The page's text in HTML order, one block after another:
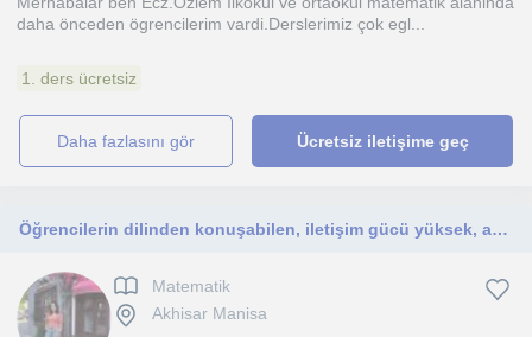
daha önceden ögrencilerim vardi.Derslerimiz çok egl...
1. ders ücretsiz
daha fazlasını gör Ücretsiz iletişime geç
Öğrencilerin dilinden konuşabilen, iletişim gücü yüksek, anlayışlı ve güleryüzlü bir öğretmenim
Matematik
Akhisar Manisa